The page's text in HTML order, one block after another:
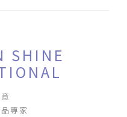
SHINE
專家